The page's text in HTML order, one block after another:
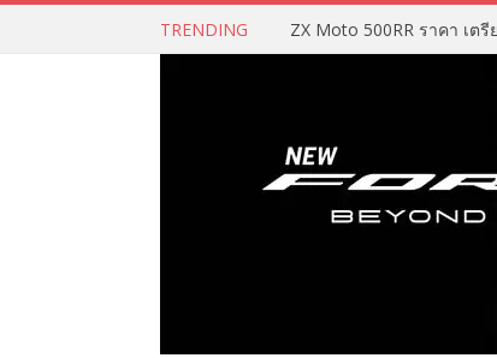
TRENDING